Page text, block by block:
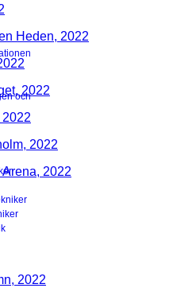
och
Heden, 2022
2022
2022
2022
2022